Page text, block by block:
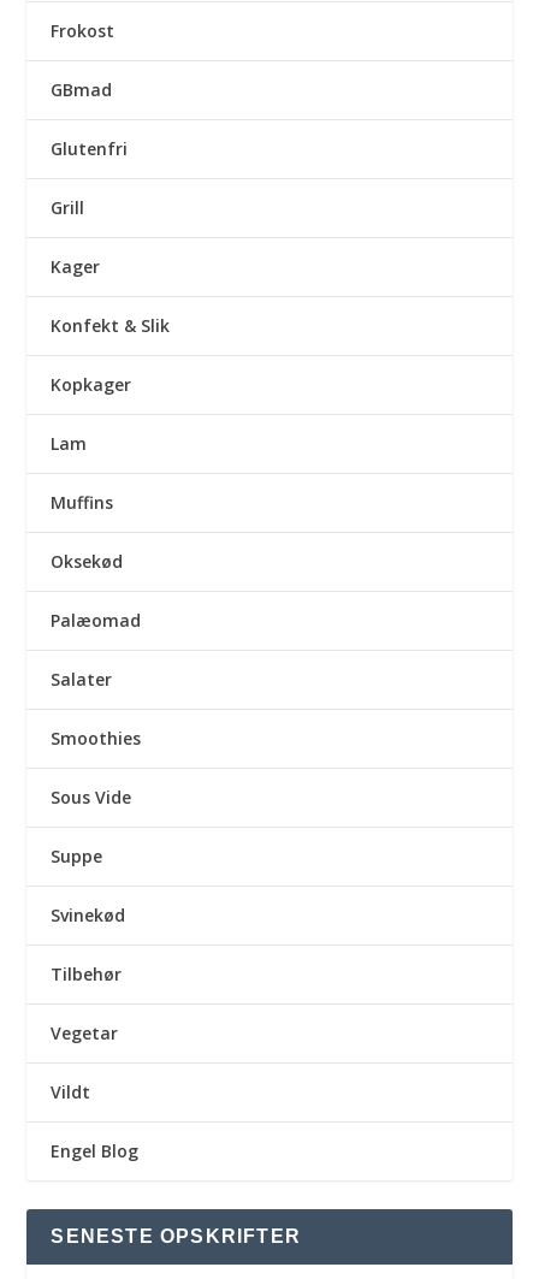
Frokost
GBmad
Glutenfri
Grill
Kager
Konfekt & Slik
Kopkager
Lam
Muffins
Oksekød
Palæomad
Salater
Smoothies
Sous Vide
Suppe
Svinekød
Tilbehør
Vegetar
Vildt
Engel Blog
SENESTE OPSKRIFTER